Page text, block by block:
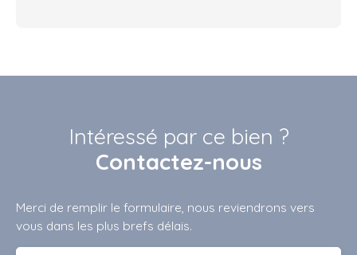
Intéressé par ce bien ?
Contactez-nous
Merci de remplir le formulaire, nous reviendrons vers
vous dans les plus brefs délais.